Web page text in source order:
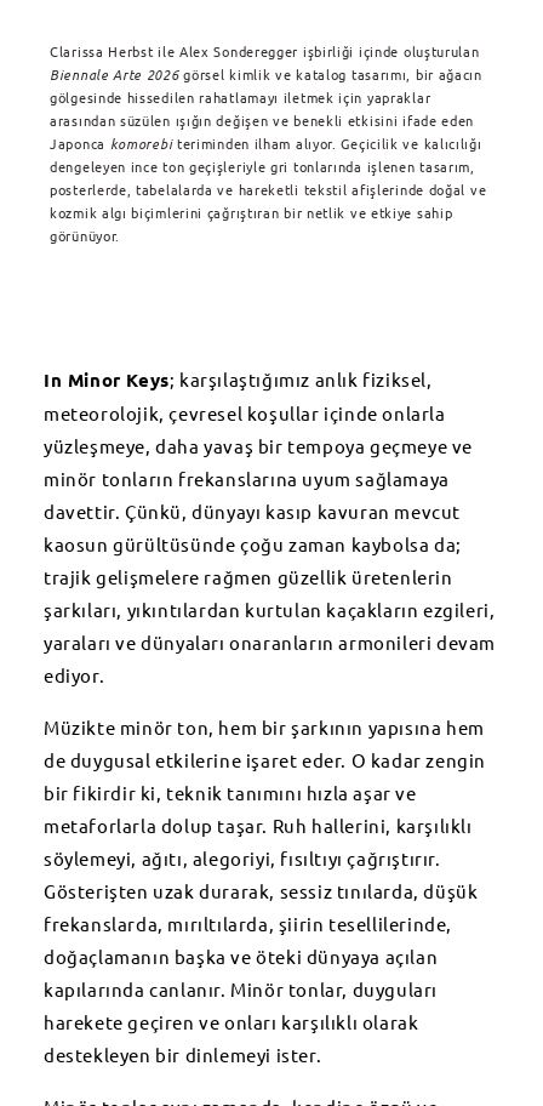
Clarissa Herbst ile Alex Sonderegger işbirliği içinde oluşturulan
Biennale Arte 2026görsel kimlik ve katalog tasarımı, bir ağacın
gölgesinde hissedilen rahatlamayı iletmek için yapraklar
arasından süzülen ışığın değişen ve benekli etkisini ifade eden
Japonca komorebiteriminden ilham alıyor. Geçicilik ve kalıcılığı
dengeleyen ince ton geçişleriyle gri tonlarında işlenen tasarım,
posterlerde, tabelalarda ve hareketli tekstil afişlerinde doğal ve
kozmik algı biçimlerini çağrıştıran bir netlik ve etkiye sahip
görünüyor.
In Minor Keys; karşılaştığımız anlık fiziksel,
meteorolojik, çevresel koşullar içinde onlarla
yüzleşmeye, daha yavaş bir tempoya geçmeye ve
minör tonların frekanslarına uyum sağlamaya
davettir. Çünkü, dünyayı kasıp kavuran mevcut
kaosun gürültüsünde çoğu zaman kaybolsa da;
trajik gelişmelere rağmen güzellik üretenlerin
şarkıları, yıkıntılardan kurtulan kaçakların ezgileri,
yaraları ve dünyaları onaranların armonileri devam
ediyor.
Müzikte minör ton, hem bir şarkının yapısına hem
de duygusal etkilerine işaret eder. O kadar zengin
bir fikirdir ki, teknik tanımını hızla aşar ve
metaforlarla dolup taşar. Ruh hallerini, karşılıklı
söylemeyi, ağıtı, alegoriyi, fısıltıyı çağrıştırır.
Gösterişten uzak durarak, sessiz tınılarda, düşük
frekanslarda, mırıltılarda, şiirin tesellilerinde,
doğaçlamanın başka ve öteki dünyaya açılan
kapılarında canlanır. Minör tonlar, duyguları
harekete geçiren ve onları karşılıklı olarak
destekleyen bir dinlemeyi ister.